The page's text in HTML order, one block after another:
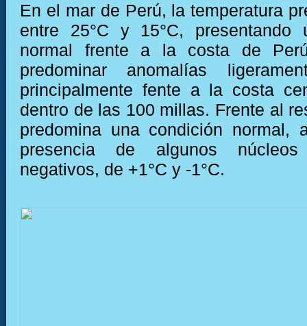
En el mar de Perú, la temperatura
entre 25°C y 15°C, presentando
normal frente a la costa de
predominar anomalías
principalmente fente a la costa
dentro de las 100 millas. Frente al
predomina una condición normal,
presencia de algunos
negativos, de +1°C y -1°C.